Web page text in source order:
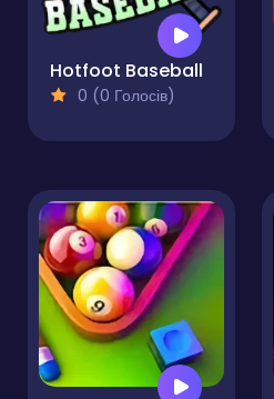
Hotfoot Baseball
0 (0 Голосів)